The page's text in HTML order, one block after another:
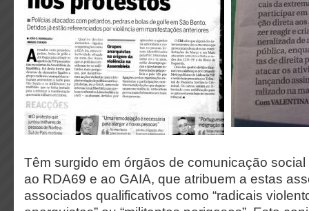
Têm surgido em órgãos de comunicação
ao RDA69 e ao GAIA, que atribuem a estas
associados qualificativos como “radicais